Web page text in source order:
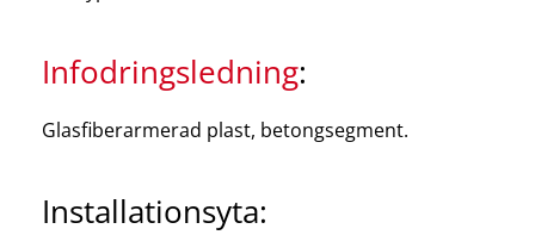
Infodringsledning:
Glasfiberarmerad plast, betongsegment.
Installationsyta: